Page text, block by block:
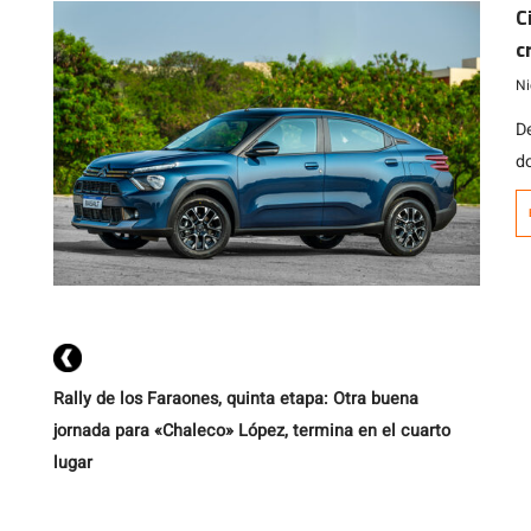
Rally de los Faraones, quinta etapa: Otra buena
jornada para «Chaleco» López, termina en el cuarto
lugar